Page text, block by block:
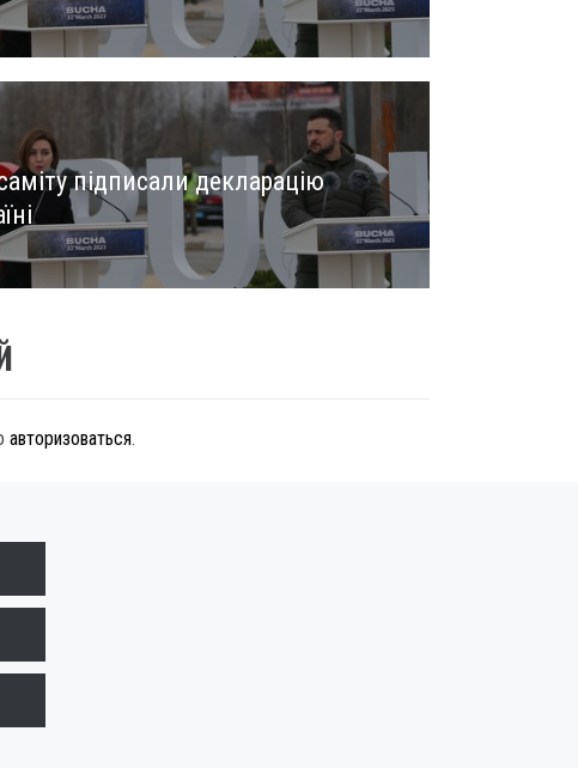
підписали декларацію
авторизоваться.